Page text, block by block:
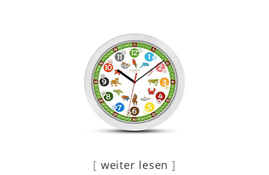
[ weiter lesen ]